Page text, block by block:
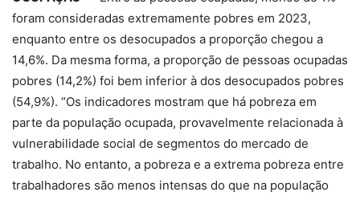
foram consideradas extremamente pobres em 2023,
enquanto entre os desocupados a proporção chegou a
14,6%. Da mesma forma, a proporção de pessoas ocupadas
pobres (14,2%) foi bem inferior à dos desocupados pobres
(54,9%). “Os indicadores mostram que há pobreza em
parte da população ocupada, provavelmente relacionada à
vulnerabilidade social de segmentos do mercado de
trabalho. No entanto, a pobreza e a extrema pobreza entre
trabalhadores são menos intensas do que na população